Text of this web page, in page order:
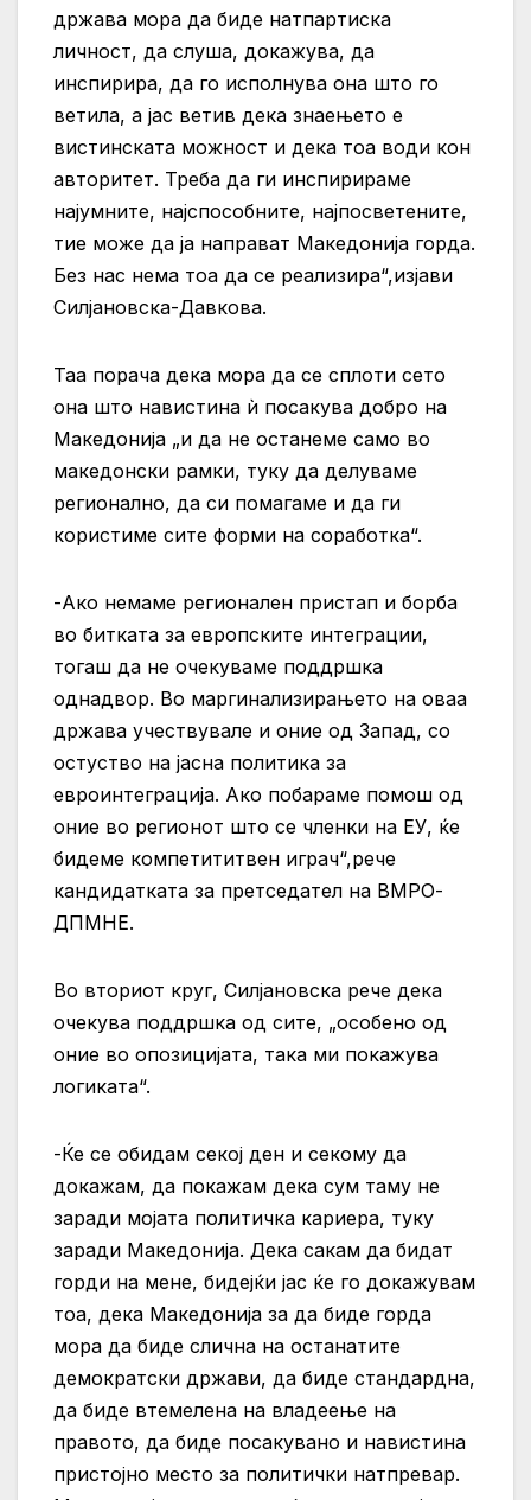
држава мора да биде натпартиска
личност, да слуша, докажува, да
инспирира, да го исполнува она што го
ветила, а јас ветив дека знаењето е
вистинската можност и дека тоа води кон
авторитет. Треба да ги инспирираме
најумните, најспособните, најпосветените,
тие може да ја направат Македонија горда.
Без нас нема тоа да се реализира“,изјави
Силјановска-Давкова.
Таа порача дека мора да се сплоти сето
она што навистина ѝ посакува добро на
Македонија „и да не останеме само во
македонски рамки, туку да делуваме
регионално, да си помагаме и да ги
користиме сите форми на соработка“.
-Ако немаме регионален пристап и борба
во битката за европските интеграции,
тогаш да не очекуваме поддршка
однадвор. Во маргинализирањето на оваа
држава учествувале и оние од Запад, со
остуство на јасна политика за
евроинтеграција. Ако побараме помош од
оние во регионот што се членки на ЕУ, ќе
бидеме компетититвен играч“,рече
кандидатката за претседател на ВМРО-
ДПМНЕ.
Во вториот круг, Силјановска рече дека
очекува поддршка од сите, „особено од
оние во опозицијата, така ми покажува
логиката“.
-Ќе се обидам секој ден и секому да
докажам, да покажам дека сум таму не
заради мојата политичка кариера, туку
заради Македонија. Дека сакам да бидат
горди на мене, бидејќи јас ќе го докажувам
тоа, дека Македонија за да биде горда
мора да биде слична на останатите
демократски држави, да биде стандардна,
да биде втемелена на владеење на
правото, да биде посакувано и навистина
пристојно место за политички натпревар.